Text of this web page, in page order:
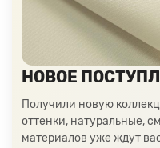
Ассортимент,
позиций и 400+
Ткани отпускаются
мелкий опт.
✓Работаем с
✓Специальные условия
индивидуальные скидки,
приоритетная отгрузка.
НОВОЕ
Получили новую
оттенки, натуральные,
материалов уже ждут